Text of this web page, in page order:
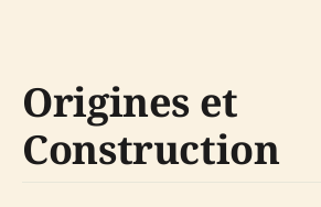
Origines et
Construction